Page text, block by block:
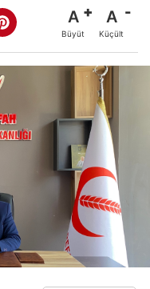
A
Büyüt
A
Küçült